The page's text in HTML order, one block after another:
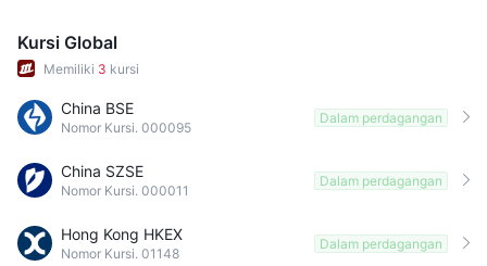
Kursi Global
Memiliki 3 kursi
China BSE
Nomor Kursi. 000095
Dalam perdagangan
China SZSE
Nomor Kursi. 000011
Dalam perdagangan
Hong Kong HKEX
Nomor Kursi. 01148
Dalam perdagangan